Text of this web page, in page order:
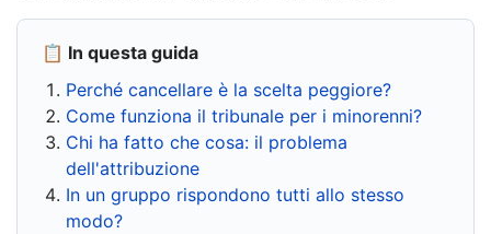
📋 In questa guida
Perché cancellare è la scelta peggiore?
Come funziona il tribunale per i minorenni?
Chi ha fatto che cosa: il problema
dell'attribuzione
In un gruppo rispondono tutti allo stesso
modo?